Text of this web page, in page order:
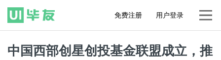
免费注册 用户登录
中国西部创星创投基金联盟成立，推